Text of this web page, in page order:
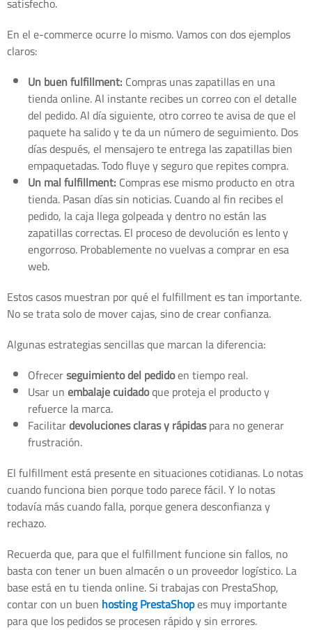
En el e-commerce ocurre lo mismo. Vamos con dos ejemplos
claros:
Un buen fulfillment: Compras unas zapatillas en una
tienda online. Al instante recibes un correo con el detalle
del pedido. Al día siguiente, otro correo te avisa de que el
paquete ha salido y te da un número de seguimiento. Dos
días después, el mensajero te entrega las zapatillas bien
empaquetadas. Todo fluye y seguro que repites compra.
Un mal fulfillment: Compras ese mismo producto en otra
tienda. Pasan días sin noticias. Cuando al fin recibes el
pedido, la caja llega golpeada y dentro no están las
zapatillas correctas. El proceso de devolución es lento y
engorroso. Probablemente no vuelvas a comprar en esa
web.
Estos casos muestran por qué el fulfillment es tan importante.
No se trata solo de mover cajas, sino de crear confianza.
Algunas estrategias sencillas que marcan la diferencia:
Ofrecerseguimiento del pedidoen tiempo real.
Usar unembalaje cuidadoque proteja el producto y
refuerce la marca.
Facilitardevoluciones claras y rápidaspara no generar
frustración.
El fulfillment está presente en situaciones cotidianas. Lo notas
cuando funciona bien porque todo parece fácil. Y lo notas
todavía más cuando falla, porque genera desconfianza y
rechazo.
Recuerda que, para que el fulfillment funcione sin fallos, no
basta con tener un buen almacén o un proveedor logístico. La
base está en tu tienda online. Si trabajas con PrestaShop,
contar con un buen hosting PrestaShopes muy importante
para que los pedidos se procesen rápido y sin errores.